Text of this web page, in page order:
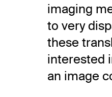
imaging
to very
these
interested
an image